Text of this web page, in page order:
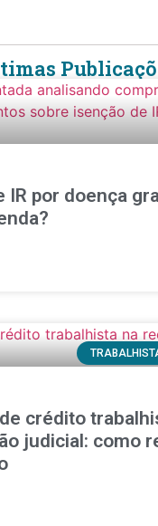
IR por doença
crédito
judicial: como